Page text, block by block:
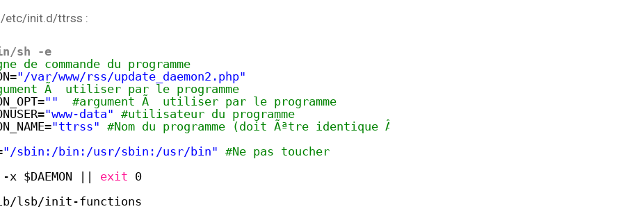
Upload WebApplis
/etc/init.d/ttrss :
sh -e
de commande du programme
"/var/www/rss/update_daemon2.php"
Ã  utiliser par le programme
""
#argument Ã  utiliser par le programme
"www-data"
#utilisateur du programme
"ttrss"
#Nom du programme (doit Ãªtre identique Ã  l'exÃ©cutable)
"/sbin:/bin:/usr/sbin:/usr/bin"
#Ne pas toucher
-x $DAEMON || exit 0
lsb/init-functions